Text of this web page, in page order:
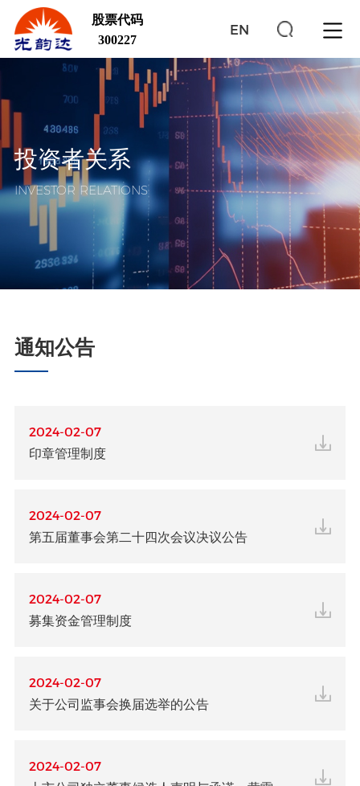
股票代码
300227
EN
投资者关系
INVESTOR RELATIONS
通知公告
2024-02-07
印章管理制度
2024-02-07
第五届董事会第二十四次会议决议公告
2024-02-07
募集资金管理制度
2024-02-07
关于公司监事会换届选举的公告
2024-02-07